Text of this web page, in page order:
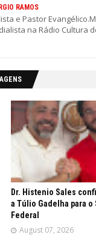
RAMOS
e Pastor
na Rádio Cultura
Dr. Histenio Sales
a Túlio Gadelha para o
Federal
August 07, 2026